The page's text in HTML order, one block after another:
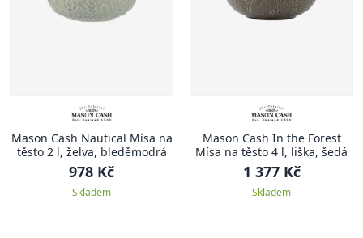
Mason Cash Nautical Mísa na
těsto 2 l, želva, bleděmodrá
978 Kč
Skladem
Mason Cash In the Forest
Mísa na těsto 4 l, liška, šedá
1 377 Kč
Skladem